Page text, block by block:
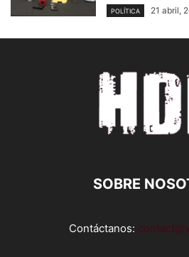
POLÍTICA 21 abril,
SOBRE
Contáctanos: